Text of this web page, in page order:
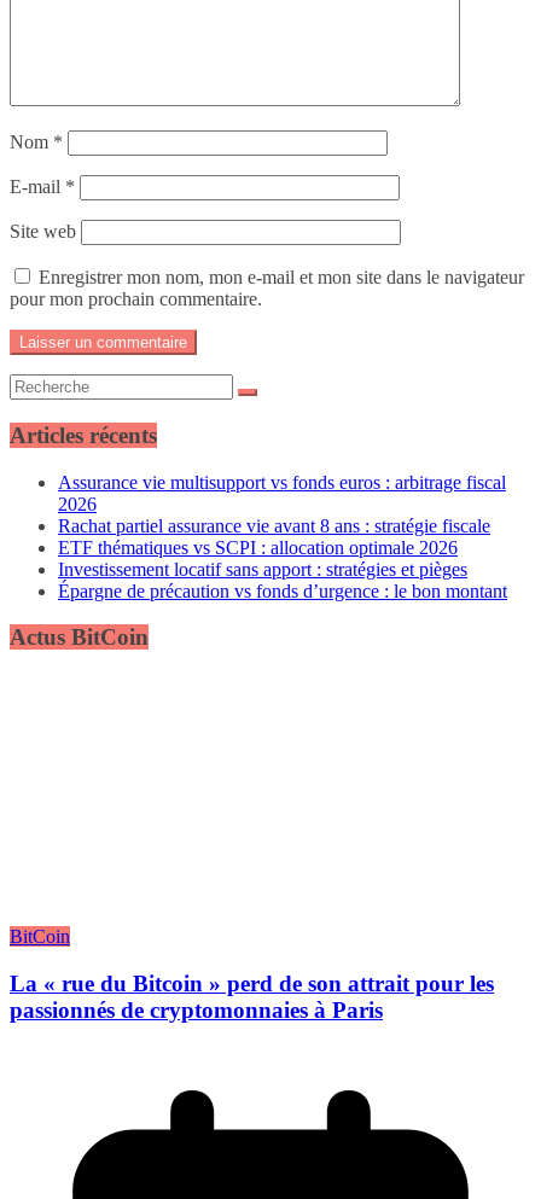
Nom *
E-mail *
Site web
Enregistrer mon nom, mon e-mail et mon site dans le navigateur
pour mon prochain commentaire.
Articles récents
Assurance vie multisupport vs fonds euros : arbitrage fiscal
2026
Rachat partiel assurance vie avant 8 ans : stratégie fiscale
ETF thématiques vs SCPI : allocation optimale 2026
Investissement locatif sans apport : stratégies et pièges
Épargne de précaution vs fonds d’urgence : le bon montant
Actus BitCoin
BitCoin
La « rue du Bitcoin » perd de son attrait pour les
passionnés de cryptomonnaies à Paris